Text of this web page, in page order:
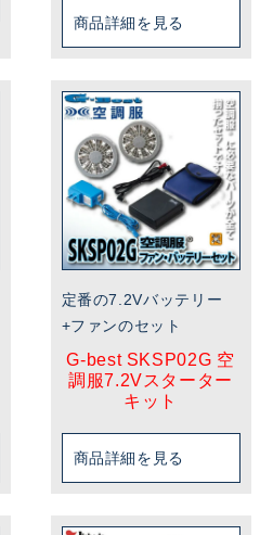
商品詳細を見る
定番の7.2Vバッテリー
+ファンのセット
G-best SKSP02G 空
調服7.2Vスターター
キット
商品詳細を見る